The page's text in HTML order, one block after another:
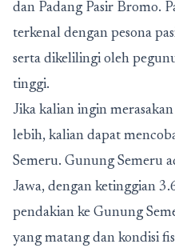
dan Padang Pasir Bromo.
terkenal dengan pesona
serta dikelilingi oleh
tinggi.
Jika kalian ingin
lebih, kalian dapat
Semeru. Gunung Semeru
Jawa, dengan ketinggian
pendakian ke Gunung
yang matang dan kondisi